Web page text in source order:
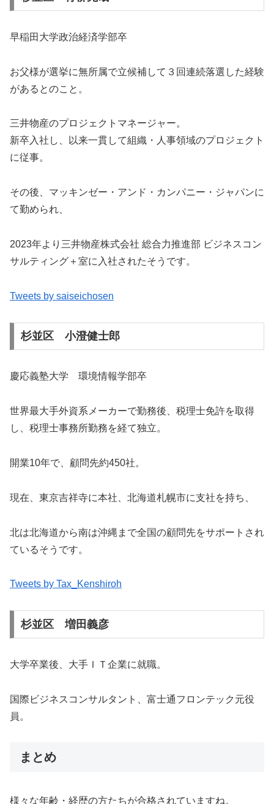
早稲田大学政治経済学部卒
お父様が選挙に無所属で立候補して３回連続落選した経験
があるとのこと。
三井物産のプロジェクトマネージャー。
新卒入社し、以来一貫して組織・人事領域のプロジェクト
に従事。
その後、マッキンゼー・アンド・カンパニー・ジャパンに
て勤められ、
2023年より三井物産株式会社 総合力推進部 ビジネスコン
サルティング＋室に入社されたそうです。
Tweets by saiseichosen
杉並区 小澄健士郎
慶応義塾大学 環境情報学部卒
世界最大手外資系メーカーで勤務後、税理士免許を取得
し、税理士事務所勤務を経て独立。
開業10年で、顧問先約450社。
現在、東京吉祥寺に本社、北海道札幌市に支社を持ち、
北は北海道から南は沖縄まで全国の顧問先をサポートされ
ているそうです。
Tweets by Tax_Kenshiroh
杉並区 増田義彦
大学卒業後、大手ＩＴ企業に就職。
国際ビジネスコンサルタント、富士通フロンテック元役
員。
まとめ
様々な年齢・経歴の方たちが合格されていますね。